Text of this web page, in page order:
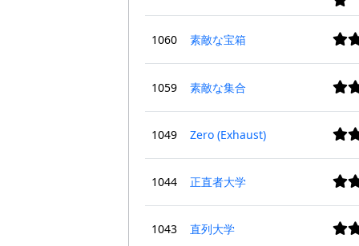
1060 素敵な宝箱
1059 素敵な集合
1049 Zero (Exhaust)
1044 正直者大学
1043 直列大学